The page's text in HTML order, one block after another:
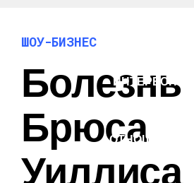
ИНТЕРЕСНОЕ
ОТНОШЕНИЯ И
ШОУ-БИЗНЕС
Болезнь
Брюса
Уиллиса